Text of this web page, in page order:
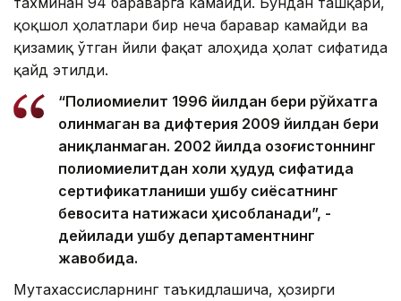
қоқшол ҳолатлари бир неча баравар камайди ва
қизамиқ ўтган йили фақат алоҳида ҳолат сифатида
қайд этилди.
“Полиомиелит 1996 йилдан бери рўйхатга
олинмаган ва дифтерия 2009 йилдан бери
аниқланмаган. 2002 йилда Қозоғистоннинг
полиомиелитдан холи ҳудуд сифатида
сертификатланиши ушбу сиёсатнинг
бевосита натижаси ҳисобланади”, -
дейилади ушбу департаментнинг
жавобида.
Мутахассисларнинг таъкидлашича, ҳозирги